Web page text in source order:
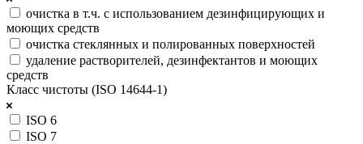
очистка в т.ч. с использованием дезинфицирующих и
моющих средств
очистка стеклянных и полированных поверхностей
удаление растворителей, дезинфектантов и моющих
средств
Класс чистоты (ISO 14644-1)
ISO 6
ISO 7